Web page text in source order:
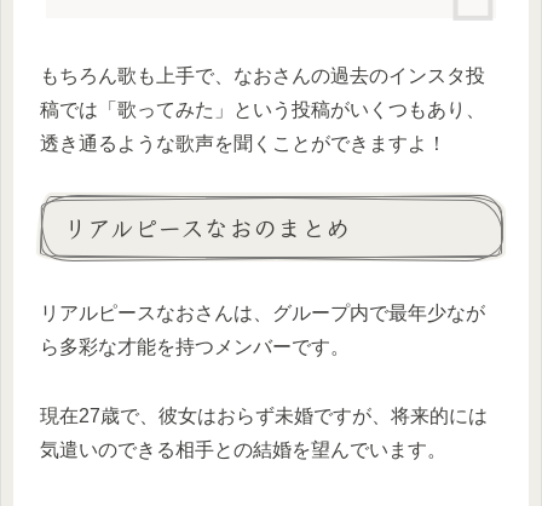
もちろん歌も上手で、なおさんの過去のインスタ投
稿では「歌ってみた」という投稿がいくつもあり、
透き通るような歌声を聞くことができますよ！
リアルピースなおのまとめ
リアルピースなおさんは、グループ内で最年少なが
ら多彩な才能を持つメンバーです。
現在27歳で、彼女はおらず未婚ですが、将来的には
気遣いのできる相手との結婚を望んでいます。